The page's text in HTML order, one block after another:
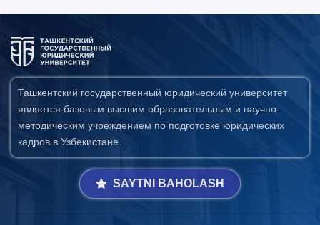
Ташкентский государственный юридический университет
является базовым высшим образовательным и научно-
методическим учреждением по подготовке юридических
кадров в Узбекистане.
SAYTNI BAHOLASH